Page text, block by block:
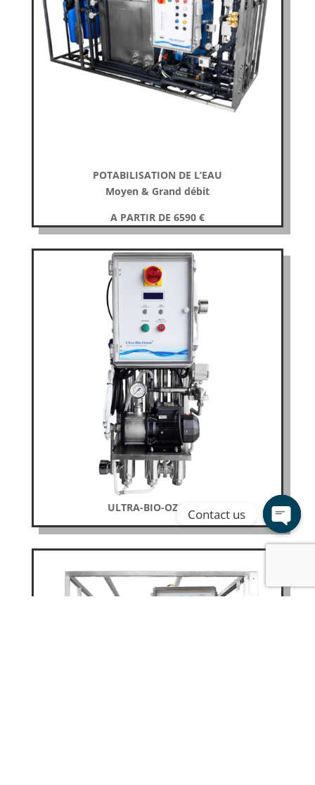
POTABILISATION DE L’EAU
Moyen & Grand débit
A PARTIR DE 6590 €
ULTRA-BIO-OZONE®Contact us
Open